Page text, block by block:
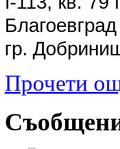
гр.
Прочети